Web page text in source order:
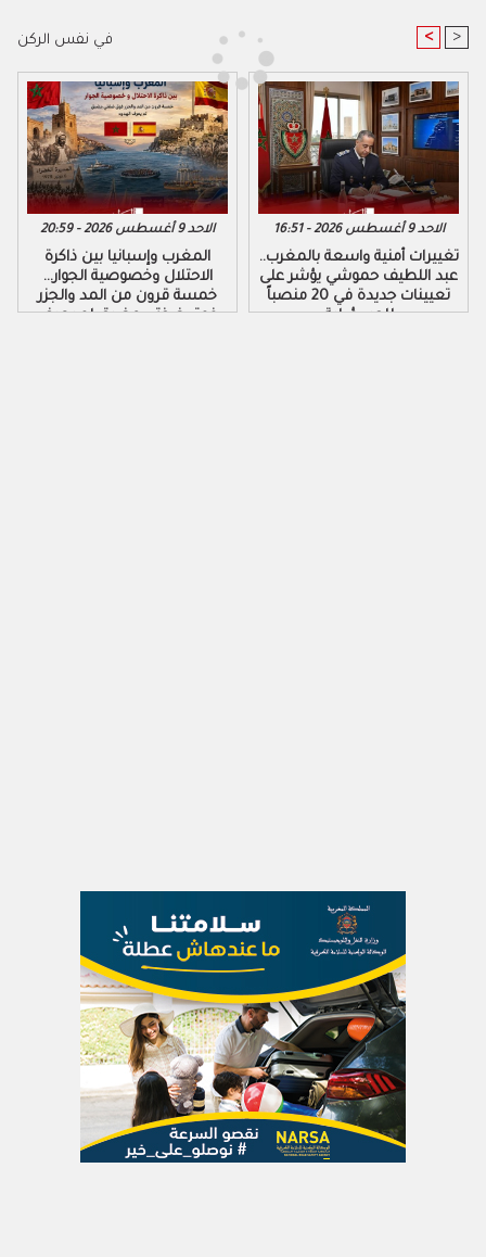
في نفس الركن < >
الاحد 9 أغسطس 2026 - 20:59
المغرب وإسبانيا بين ذاكرة
الاحتلال وخصوصية الجوار…
خمسة قرون من المد والجزر
فوق ضفتي مضيق لم يعرف
الاحد 9 أغسطس 2026 - 16:51
تغييرات أمنية واسعة بالمغرب..
عبد اللطيف حموشي يؤشر على
تعيينات جديدة في 20 منصباً
للمسؤولية